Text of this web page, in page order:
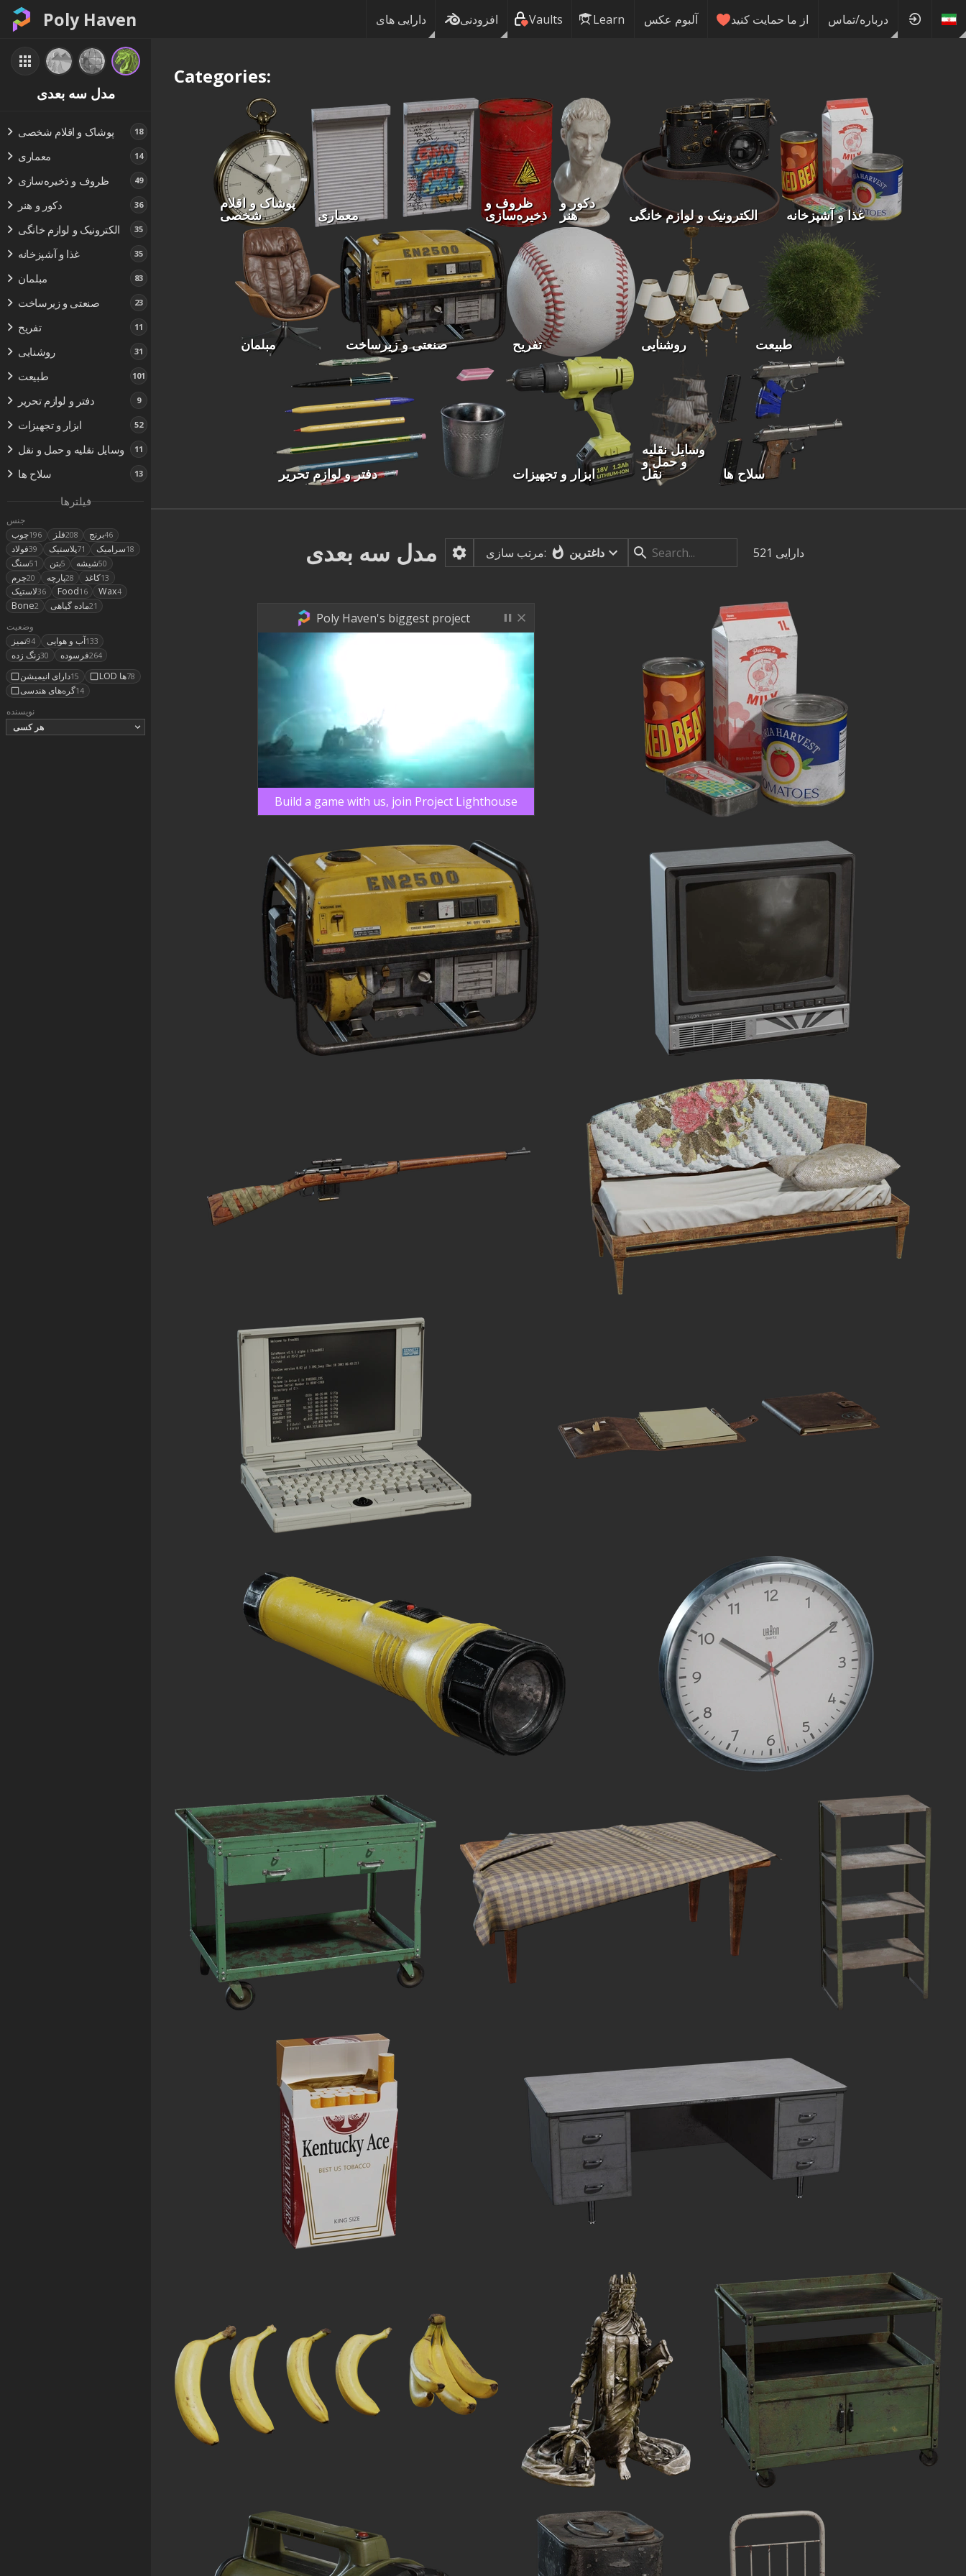
Poly Haven دارایی های افزودنی Vaults Learn آلبوم عکس از ما حمایت کنید درباره/تماس
مدل سه بعدی
پوشاک و اقلام شخصی 18
معماری 14
ظروف و ذخیره‌سازی 49
دکور و هنر 36
الکترونیک و لوازم خانگی 35
غذا و آشپزخانه 35
مبلمان 83
صنعتی و زیرساخت 23
تفریح 11
روشنایی 31
طبیعت 101
دفتر و لوازم تحریر 9
ابزار و تجهیزات 52
وسایل نقلیه و حمل و نقل 11
سلاح ها 13
فیلترها
جنس
چوب196 فلز208 برنج46
فولاد39 پلاستیک71 سرامیک18
سنگ51 بتن5 شیشه50
چرم20 پارچه28 کاغذ13
لاستیک36 Food16 Wax4
Bone2 ماده گیاهی21
وضعیت
تمیز94 آب و هوایی133
زنگ زده30 فرسوده264
دارای انیمیشن15 LOD ها78
گره‌های هندسی14
نویسنده
هر کسی
Categories:
پوشاک و اقلام
شخصی معماری
ظروف و
ذخیره‌سازی
دکور و
هنر الکترونیک و لوازم خانگی غذا و آشپزخانه
مبلمان صنعتی و زیرساخت تفریح روشنایی طبیعت
دفتر و لوازم تحریر ابزار و تجهیزات
وسایل نقلیه
و حمل و
نقل سلاح ها
مدل سه بعدی مرتب سازی: داغترین 521 دارایی
Poly Haven's biggest project
Build a game with us, join Project Lighthouse